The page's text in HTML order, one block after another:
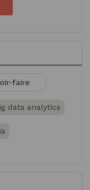
faire
data analytics